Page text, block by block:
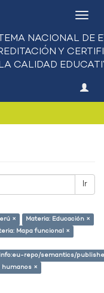
Ir
×
Materia: Educación ×
Mapa funcional ×
repo/semantics/
humanos ×